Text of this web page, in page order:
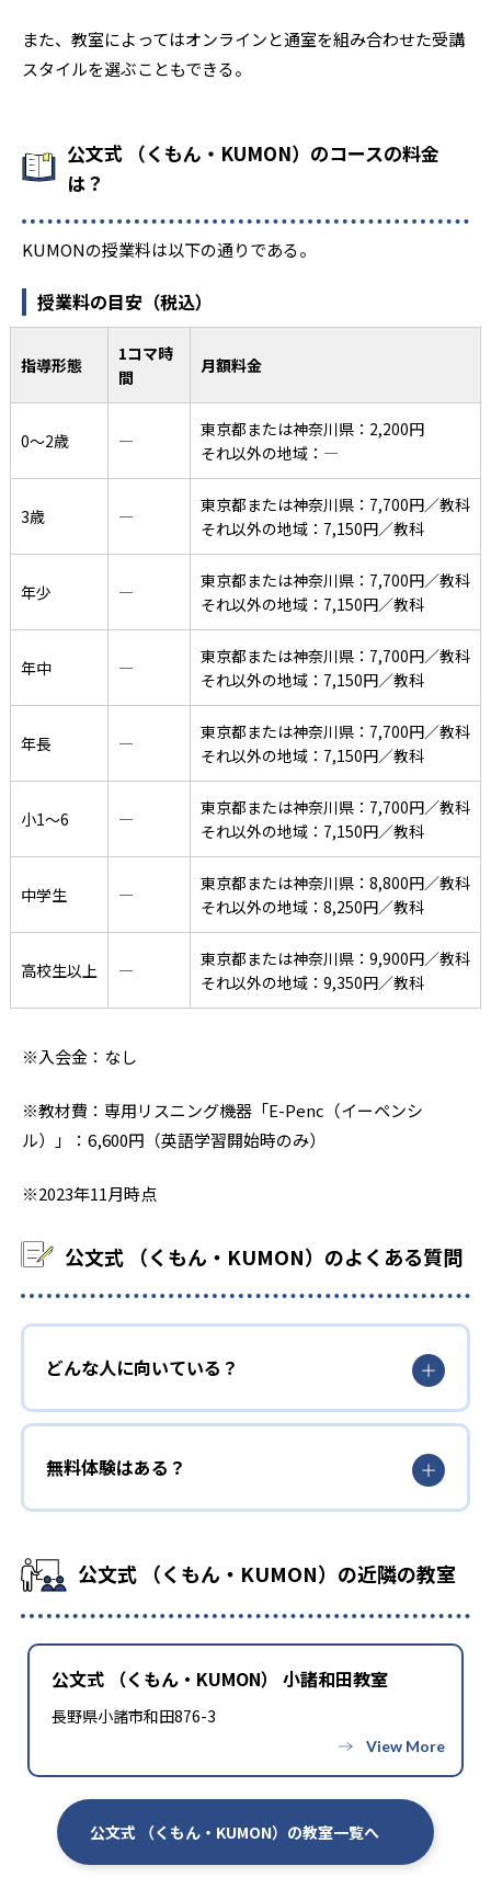
また、教室によってはオンラインと通室を組み合わせた受講
スタイルを選ぶこともできる。
公文式 （くもん・KUMON）のコースの料金
は？
KUMONの授業料は以下の通りである。
授業料の目安（税込）
指導形態
1コマ時
間
月額料金
0〜2歳 ―
東京都または神奈川県：2,200円
それ以外の地域：―
3歳 ―
東京都または神奈川県：7,700円／教科
それ以外の地域：7,150円／教科
年少 ―
東京都または神奈川県：7,700円／教科
それ以外の地域：7,150円／教科
年中 ―
東京都または神奈川県：7,700円／教科
それ以外の地域：7,150円／教科
年長 ―
東京都または神奈川県：7,700円／教科
それ以外の地域：7,150円／教科
小1〜6 ―
東京都または神奈川県：7,700円／教科
それ以外の地域：7,150円／教科
中学生 ―
東京都または神奈川県：8,800円／教科
それ以外の地域：8,250円／教科
高校生以上 ―
東京都または神奈川県：9,900円／教科
それ以外の地域：9,350円／教科
※入会金：なし
※教材費：専用リスニング機器「E-Penc（イーペンシ
ル）」：6,600円（英語学習開始時のみ）
※2023年11月時点
公文式 （くもん・KUMON）のよくある質問
どんな人に向いている？
無料体験はある？
公文式 （くもん・KUMON）の近隣の教室
公文式 （くもん・KUMON） 小諸和田教室
長野県小諸市和田876-3
公文式 （くもん・KUMON）の教室一覧へ